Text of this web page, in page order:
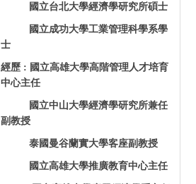
國立台北大學經濟學研究所碩士
國立成功大學工業管理科學系學
士
經歷 : 國立高雄大學高階管理人才培育
中心主任
國立中山大學經濟學研究所兼任
副教授
泰國曼谷蘭實大學客座副教授
國立高雄大學推廣教育中心主任